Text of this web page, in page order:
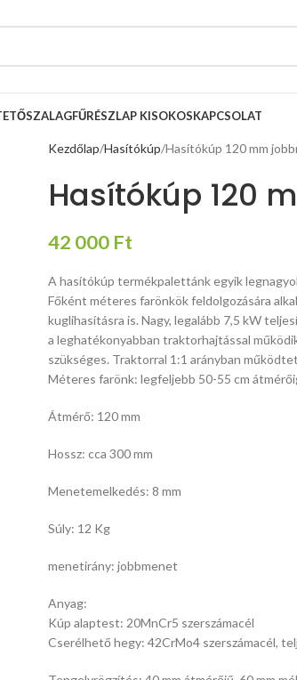
SZALAGFŰRÉSZLAP KISOKOSKAPCSOLAT
Kezdőlap Hasítókúp Hasítókúp 120 mm
Hasítókúp 120
42 000 Ft
A hasítókúp termékpalettánk egyik
Főként méteres farönkök feldolgozására
kuglihasításra is. Nagy, legalább 7,5 kW
a leghatékonyabban traktorhajtással
szükséges. Traktorral 1:1 arányban
Méteres farönk: legfeljebb 50-55 cm
Átmérő: 120 mm
Hossz: cca 300 mm
Menetemelkedés: 8 mm
Súly: 12 Kg
menetirány: jobbmenet
Anyag:
Kúp alaptest: 20MnCr5 szerszámacél
Cserélhető hegy: 42CrMo4 szerszámacél,